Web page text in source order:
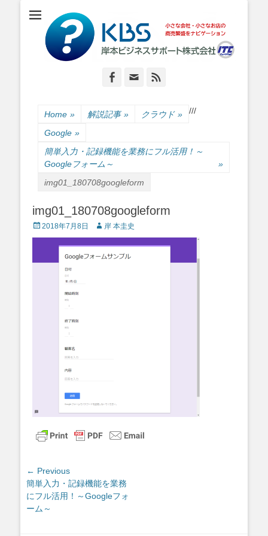
岸本ビジネスサポ
ート株式会社
小さな会社・小さなお店のIT経営をナビゲーション
Facebook
Email
Home » 解説記事 » /
クラウド » /
Google »
/
簡単入力・記録機能を業務にフル活用！～
Googleフォーム～
»
img01_180708googleform
img01_180708googleform
Posted
on
2018年7月8日 Author
岸 本圭史
投
稿
ナ
ビ
← Previous
Previous
post:
簡単入力・記録機能を業務
にフル活用！～Googleフォ
ーム～